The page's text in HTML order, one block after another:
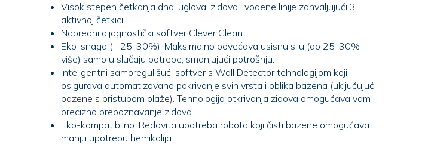
Visok stepen četkanja dna, uglova, zidova i vodene linije zahvaljujući 3.
aktivnoj četkici.
Napredni dijagnostički softver Clever Clean
Eko-snaga (+ 25-30%): Maksimalno povećava usisnu silu (do 25-30%
više) samo u slučaju potrebe, smanjujući potrošnju.
Inteligentni samoregulišući softver s Wall Detector tehnologijom koji
osigurava automatizovano pokrivanje svih vrsta i oblika bazena (uključujući
bazene s pristupom plaže). Tehnologija otkrivanja zidova omogućava vam
precizno prepoznavanje zidova.
Eko-kompatibilno: Redovita upotreba robota koji čisti bazene omogućava
manju upotrebu hemikalija.